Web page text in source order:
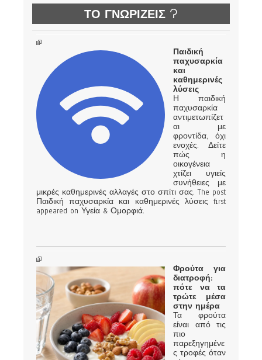
ΤΟ ΓΝΩΡΙΖΕΙΣ ?
Παιδική
παχυσαρκία
και
καθημερινές
λύσεις
Η παιδική
παχυσαρκία
αντιμετωπίζετ
αι με
φροντίδα, όχι
ενοχές. Δείτε
πώς η
οικογένεια
χτίζει υγιείς
συνήθειες με
μικρές καθημερινές αλλαγές στο σπίτι σας. The post
Παιδική παχυσαρκία και καθημερινές λύσεις first
appeared on Υγεία & Ομορφιά.
Φρούτα για
διατροφή:
πότε να τα
τρώτε μέσα
στην ημέρα
Τα φρούτα
είναι από τις
πιο
παρεξηγημένε
ς τροφές όταν